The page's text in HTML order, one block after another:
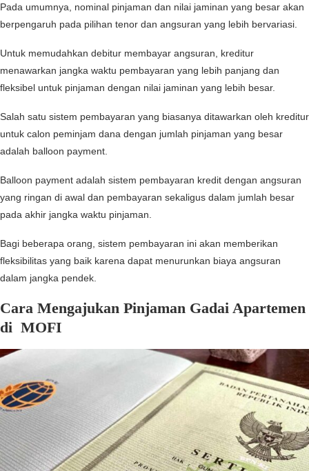
Pada umumnya, nominal pinjaman dan nilai jaminan yang besar akan
berpengaruh pada pilihan tenor dan angsuran yang lebih bervariasi.
Untuk memudahkan debitur membayar angsuran, kreditur
menawarkan jangka waktu pembayaran yang lebih panjang dan
fleksibel untuk pinjaman dengan nilai jaminan yang lebih besar.
Salah satu sistem pembayaran yang biasanya ditawarkan oleh kreditur
untuk calon peminjam dana dengan jumlah pinjaman yang besar
adalah balloon payment.
Balloon payment adalah sistem pembayaran kredit dengan angsuran
yang ringan di awal dan pembayaran sekaligus dalam jumlah besar
pada akhir jangka waktu pinjaman.
Bagi beberapa orang, sistem pembayaran ini akan memberikan
fleksibilitas yang baik karena dapat menurunkan biaya angsuran
dalam jangka pendek.
Cara Mengajukan Pinjaman Gadai Apartemen
di MOFI